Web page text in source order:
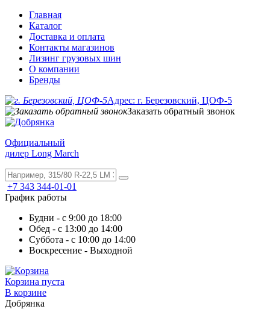
Главная
Каталог
Доставка и оплата
Контакты магазинов
Лизинг грузовых шин
О компании
Бренды
Адрес: г. Березовский, ЦОФ-5
Заказать обратный звонок
Официальный
дилер Long March
+7 343 344-01-01
График работы
Будни - с 9:00 до 18:00
Обед - с 13:00 до 14:00
Суббота - с 10:00 до 14:00
Воскресение - Выходной
Корзина пуста
В корзине
Добрянка